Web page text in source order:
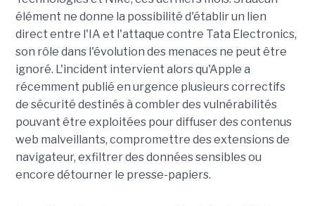
élément ne donne la possibilité d'établir un lien
direct entre l'IA et l'attaque contre Tata Electronics,
son rôle dans l'évolution des menaces ne peut être
ignoré. L'incident intervient alors qu'Apple a
récemment publié en urgence plusieurs correctifs
de sécurité destinés à combler des vulnérabilités
pouvant être exploitées pour diffuser des contenus
web malveillants, compromettre des extensions de
navigateur, exfiltrer des données sensibles ou
encore détourner le presse-papiers.